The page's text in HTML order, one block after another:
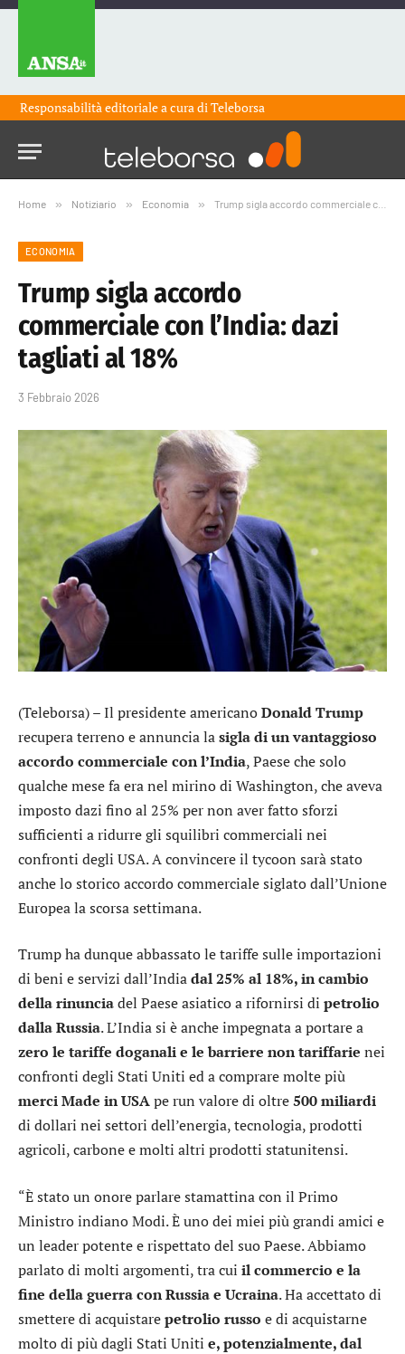
Responsabilità editoriale a cura diTeleborsa
Home » Notiziario » Economia » Trump sigla accordo commerciale con l’India: dazi tagliati al 18%
ECONOMIA
Trump sigla accordo
commerciale con l’India: dazi
tagliati al 18%
3 Febbraio 2026
(Teleborsa) – Il presidente americanoDonald Trump
recupera terreno e annuncia lasigla di un vantaggioso
accordo commerciale con l’India, Paese che solo
qualche mese fa era nel mirino di Washington, che aveva
imposto dazi fino al 25% per non aver fatto sforzi
sufficienti a ridurre gli squilibri commerciali nei
confronti degli USA. A convincere il tycoon sarà stato
anche lo storico accordo commerciale siglato dall’Unione
Europea la scorsa settimana.
Trump ha dunque abbassato le tariffe sulle importazioni
di beni e servizi dall’Indiadal 25% al 18%, in cambio
della rinunciadel Paese asiatico a rifornirsi di petrolio
dalla Russia. L’India si è anche impegnata a portare a
zero le tariffe doganali e le barriere non tariffarie nei
confronti degli Stati Uniti ed a comprare molte più
merci Made in USApe run valore di oltre500 miliardi
di dollari nei settori dell’energia, tecnologia, prodotti
agricoli, carbone e molti altri prodotti statunitensi.
“È stato un onore parlare stamattina con il Primo
Ministro indiano Modi. È uno dei miei più grandi amici e
un leader potente e rispettato del suo Paese. Abbiamo
parlato di molti argomenti, tra cui il commercio e la
fine della guerra con Russia e Ucraina. Ha accettato di
smettere di acquistarepetrolio russo e di acquistarne
molto di più dagli Stati Uniti e, potenzialmente, dal